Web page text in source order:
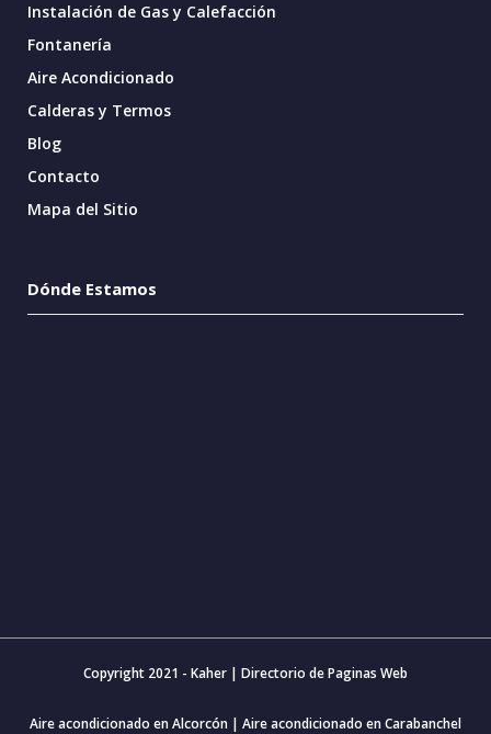
Instalación de Gas y Calefacción
Fontanería
Aire Acondicionado
Calderas y Termos
Blog
Contacto
Mapa del Sitio
Dónde Estamos
Copyright 2021 - Kaher | Directorio de Paginas Web
Aire acondicionado en Alcorcón | Aire acondicionado en Carabanchel